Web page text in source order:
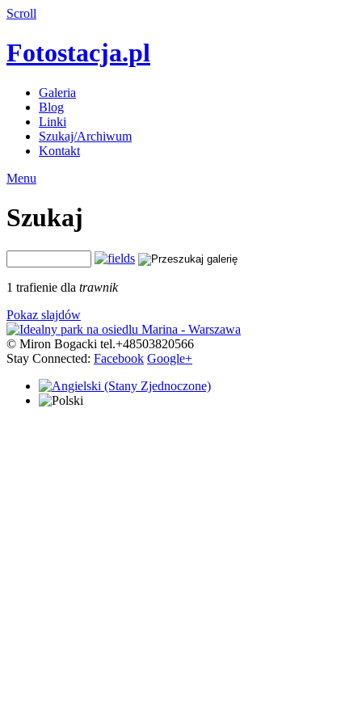
Scroll
Fotostacja.pl
Galeria
Blog
Linki
Szukaj/Archiwum
Kontakt
Menu
Szukaj
1 trafienie dla trawnik
Pokaz slajdów
© Miron Bogacki tel.+48503820566
Stay Connected: Facebook Google+